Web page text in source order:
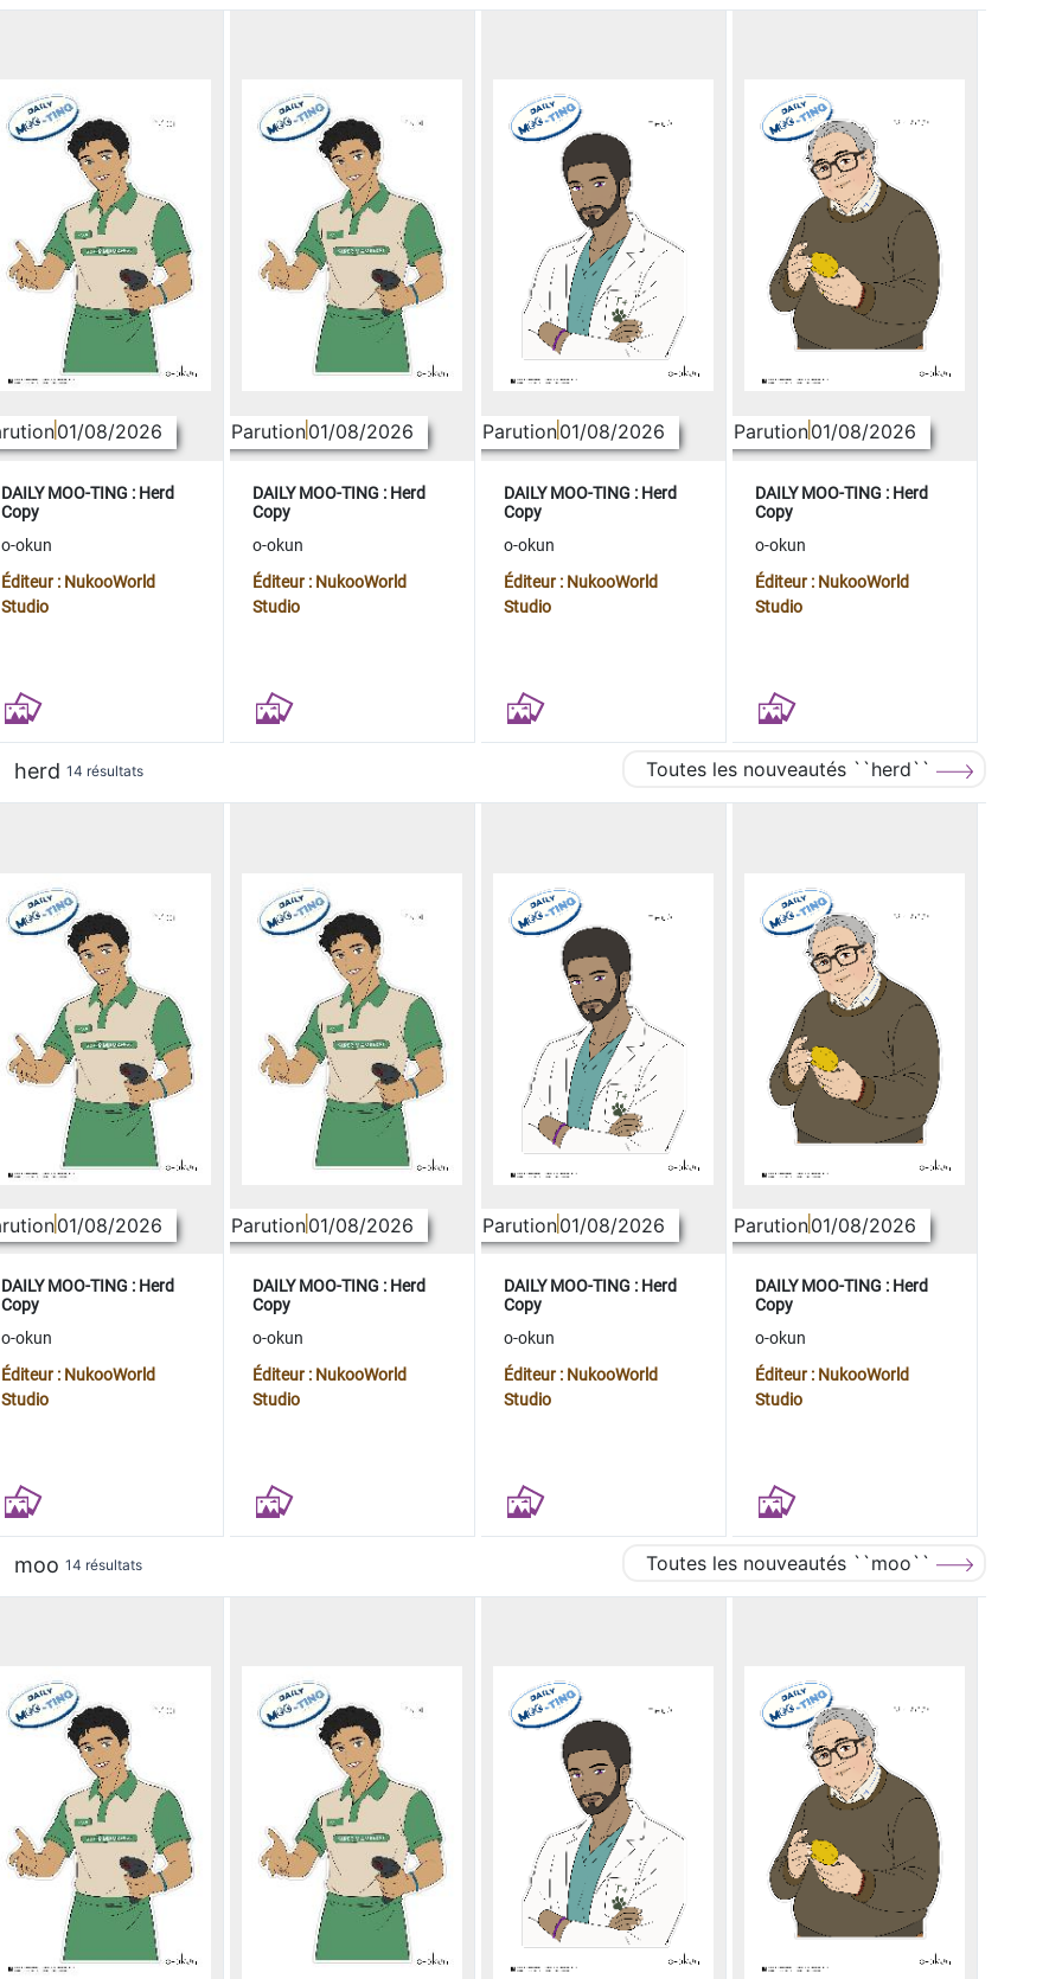
01/08/2026
DAILY MOO-TING : Herd
Copy
o-okun
Éditeur : NukooWorld
Studio
Parution01/08/2026
DAILY MOO-TING : Herd
Copy
o-okun
Éditeur : NukooWorld
Studio
Parution01/08/2026
DAILY MOO-TING : Herd
Copy
o-okun
Éditeur : NukooWorld
Studio
Parution01/08/2026
DAILY MOO-TING : Herd
Copy
o-okun
Éditeur : NukooWorld
Studio
herd 14 résultats Toutes les nouveautés ``herd``
01/08/2026
DAILY MOO-TING : Herd
Copy
o-okun
Éditeur : NukooWorld
Studio
Parution01/08/2026
DAILY MOO-TING : Herd
Copy
o-okun
Éditeur : NukooWorld
Studio
Parution01/08/2026
DAILY MOO-TING : Herd
Copy
o-okun
Éditeur : NukooWorld
Studio
Parution01/08/2026
DAILY MOO-TING : Herd
Copy
o-okun
Éditeur : NukooWorld
Studio
moo 14 résultats Toutes les nouveautés ``moo``